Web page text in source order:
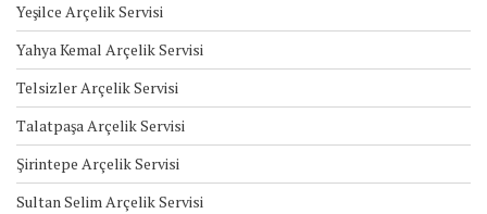
Yeşilce Arçelik Servisi
Yahya Kemal Arçelik Servisi
Telsizler Arçelik Servisi
Talatpaşa Arçelik Servisi
Şirintepe Arçelik Servisi
Sultan Selim Arçelik Servisi